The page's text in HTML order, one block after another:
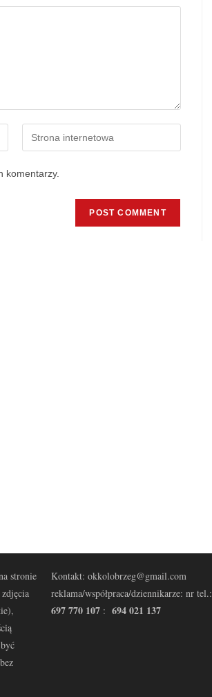
komentarzy.
stronie
Kontakt: okkolobrzeg@gmail.com
reklama/współpraca/dziennikarze: nr tel.:
697 770 107 : 694 021 137